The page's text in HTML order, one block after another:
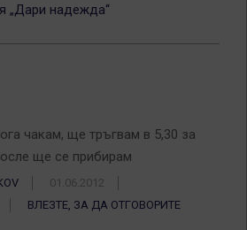
„Дари надежда“
чакам, ще тръгвам в 5,30 за
ще се прибирам
01.06.2012
ВЛЕЗТЕ, ЗА ДА ОТГОВОРИТЕ